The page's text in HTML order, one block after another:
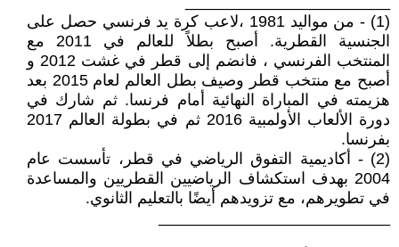
(1) - من مواليد 1981 ،لاعب كرة يد فرنسي حصل على
الجنسية القطرية. أصبح بطلاً للعالم في 2011 مع
المنتخب الفرنسي ، فانضم إلى قطر في غشت 2012 و
أصبح مع منتخب قطر وصيف بطل العالم لعام 2015 بعد
هزيمته في المباراة النهائية أمام فرنسا. ثم شارك في
دورة الألعاب الأولمبية 2016 ثم في بطولة العالم 2017
بفرنسا.
(2) - أكاديمية التفوق الرياضي في قطر، تأسست عام
2004 بهدف استكشاف الرياضيين القطريين والمساعدة
في تطويرهم، مع تزويدهم أيضًا بالتعليم الثانوي.